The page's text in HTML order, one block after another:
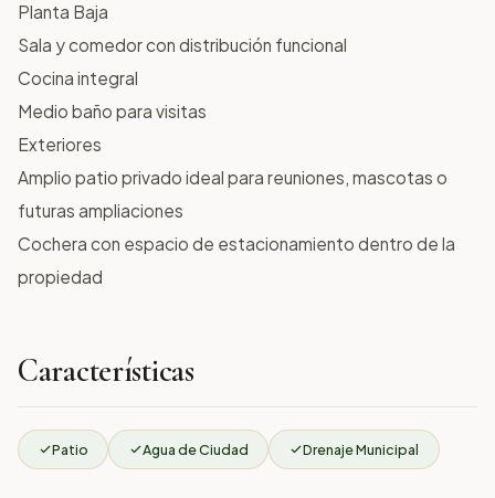
Planta Baja
Sala y comedor con distribución funcional
Cocina integral
Medio baño para visitas
Exteriores
Amplio patio privado ideal para reuniones, mascotas o
futuras ampliaciones
Cochera con espacio de estacionamiento dentro de la
propiedad
Características
Patio Agua de Ciudad Drenaje Municipal